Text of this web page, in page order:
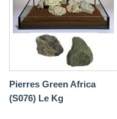
Pierres Green Africa
(S076) Le Kg